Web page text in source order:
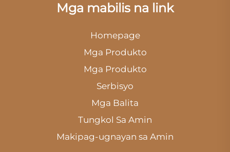
Mga mabilis na link
Homepage
Mga Produkto
Mga Produkto
Serbisyo
Mga Balita
Tungkol Sa Amin
Makipag-ugnayan sa Amin